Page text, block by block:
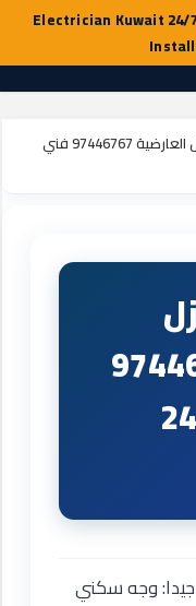
كهربائي منازل العارضية 97446767 فني
97446767
فني كهربائي 24
جيدا: وجه سكني